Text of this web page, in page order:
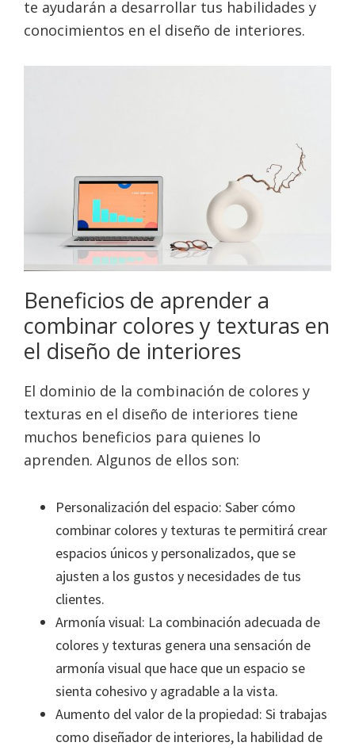
te ayudarán a desarrollar tus habilidades y
conocimientos en el diseño de interiores.
Beneficios de aprender a
combinar colores y texturas en
el diseño de interiores
El dominio de la combinación de colores y
texturas en el diseño de interiores tiene
muchos beneficios para quienes lo
aprenden. Algunos de ellos son:
Personalización del espacio: Saber cómo
combinar colores y texturas te permitirá crear
espacios únicos y personalizados, que se
ajusten a los gustos y necesidades de tus
clientes.
Armonía visual: La combinación adecuada de
colores y texturas genera una sensación de
armonía visual que hace que un espacio se
sienta cohesivo y agradable a la vista.
Aumento del valor de la propiedad: Si trabajas
como diseñador de interiores, la habilidad de